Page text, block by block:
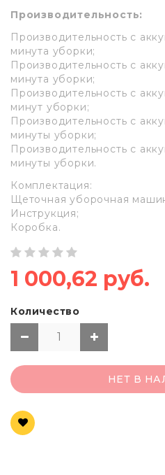
Производительность:
Производительность с
минута уборки;
Производительность с
минута уборки;
Производительность с
минут уборки;
Производительность с
минуты уборки;
Производительность с
минуты уборки.
Комплектация:
Щеточная уборочная
Инструкция;
Коробка.
1 000,62 руб.
Количество
НЕТ В